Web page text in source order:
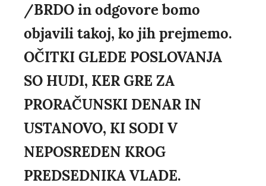
/BRDO in odgovore bomo
objavili takoj, ko jih prejmemo.
OČITKI GLEDE POSLOVANJA
SO HUDI, KER GRE ZA
PRORAČUNSKI DENAR IN
USTANOVO, KI SODI V
NEPOSREDEN KROG
PREDSEDNIKA VLADE.